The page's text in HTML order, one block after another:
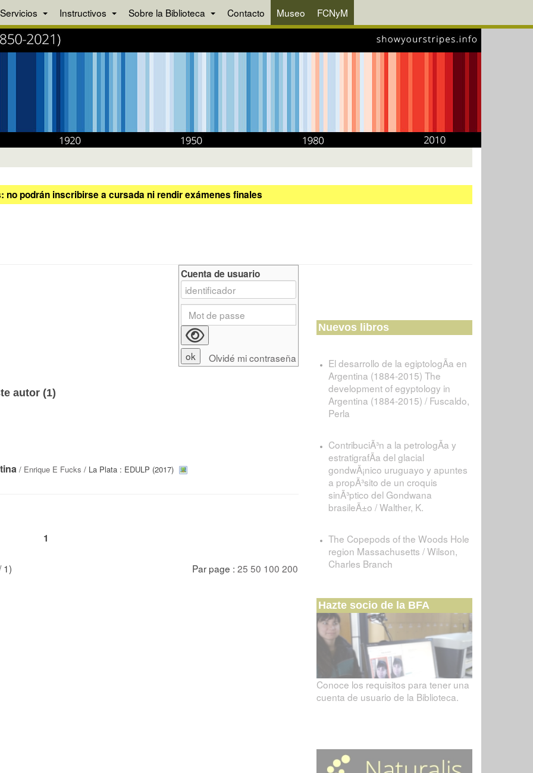
Servicios Instructivos Sobre la Biblioteca Contacto Museo FCNyM
podrán inscribirse a cursada ni rendir exámenes finales
autor (1)
/ Enrique E Fucks / La Plata : EDULP (2017)
1
1) Par page : 25 50 100 200
Cuenta de usuario
Olvidé mi contraseña
Nuevos libros
El desarrollo de la egiptologÃ­a en
Argentina (1884-2015) The
development of egyptology in
Argentina (1884-2015) / Fuscaldo,
Perla
ContribuciÃ³n a la petrologÃ­a y
estratigrafÃ­a del glacial
gondwÃ¡nico uruguayo y apuntes
a propÃ³sito de un croquis
sinÃ³ptico del Gondwana
brasileÃ±o / Walther, K.
The Copepods of the Woods Hole
region Massachusetts / Wilson,
Charles Branch
Hazte socio de la BFA
Conoce los requisitos para tener una
cuenta de usuario de la Biblioteca.